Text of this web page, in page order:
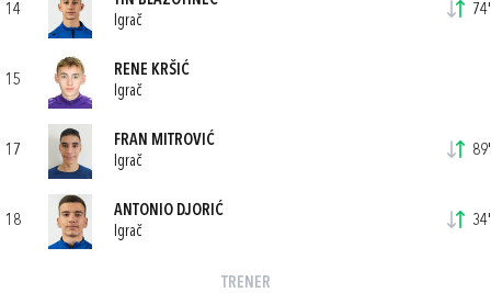
14
Igrač
74'
15
RENE KRŠIĆ
Igrač
17
FRAN MITROVIĆ
Igrač
89'
18
ANTONIO DJORIĆ
Igrač
34'
TRENER